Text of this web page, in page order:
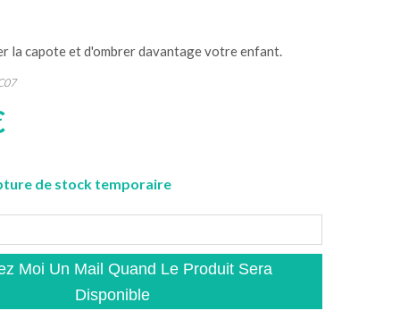
la capote et d'ombrer davantage votre enfant.
de stock temporaire
Moi Un Mail Quand Le Produit Sera
Disponible